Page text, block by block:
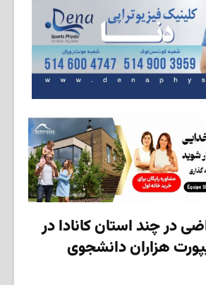
در چند استان کانادا در
هزاران دانشجوی